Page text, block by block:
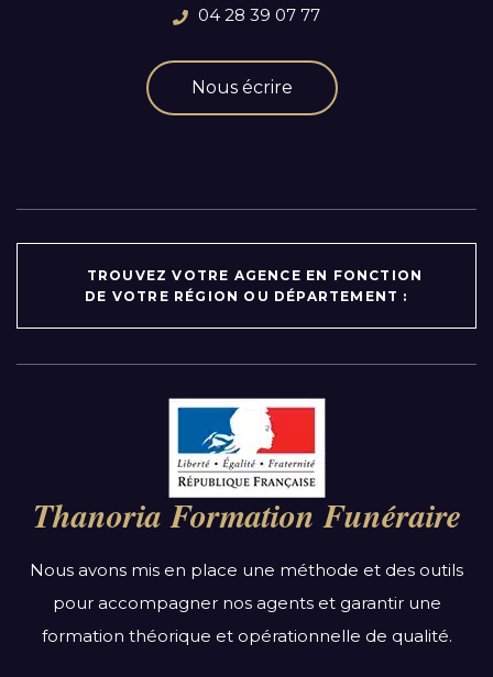
04 28 39 07 77
Nous écrire
TROUVEZ VOTRE AGENCE EN FONCTION
DE VOTRE RÉGION OU DÉPARTEMENT :
Auvergne-Rhône-Alpes
Bourgogne-Franche-Comté
Bretagne
Centre-Val de Loire
Grand Est
Hauts-de-France
Thanoria Formation Funéraire
Nous avons mis en place une méthode et des outils
pour accompagner nos agents et garantir une
formation théorique et opérationnelle de qualité.